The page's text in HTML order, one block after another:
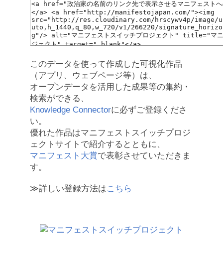
このデータを使って作成した可視化作品
（アプリ、ウェブページ等）は、
オープンデータを活用した成果等の集約・
検索ができる、
Knowledge Connectorに必ずご登録くださ
い。
優れた作品はマニフェストスイッチプロジ
ェクトサイトで紹介するとともに、
マニフェスト大賞で表彰させていただきま
す。
≫詳しい登録方法はこちら